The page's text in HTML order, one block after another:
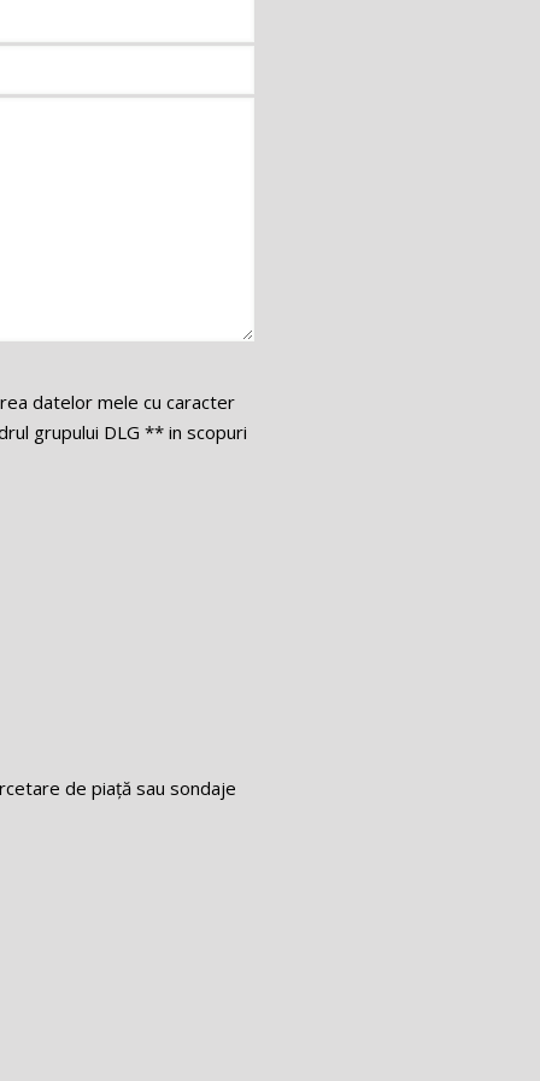
datelor mele cu caracter
grupului DLG ** in scopuri
de piață sau sondaje